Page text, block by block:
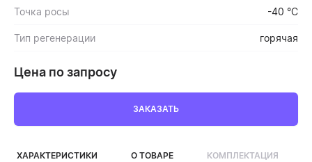
Точка росы -40 °C
Тип регенерации горячая
Цена по запросу
ЗАКАЗАТЬ
ХАРАКТЕРИСТИКИ О ТОВАРЕ КОМПЛЕКТАЦИЯ